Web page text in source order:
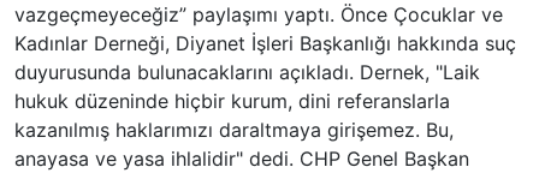
vazgeçmeyeceğiz” paylaşımı yaptı. Önce Çocuklar ve
Kadınlar Derneği, Diyanet İşleri Başkanlığı hakkında suç
duyurusunda bulunacaklarını açıkladı. Dernek, "Laik
hukuk düzeninde hiçbir kurum, dini referanslarla
kazanılmış haklarımızı daraltmaya girişemez. Bu,
anayasa ve yasa ihlalidir" dedi. CHP Genel Başkan